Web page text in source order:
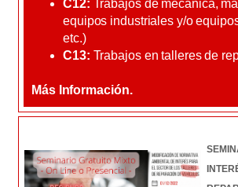
C12: Trabajos de mecánica,
equipos industriales y/o
etc.)
C13: Trabajos en talleres de
Más Información.